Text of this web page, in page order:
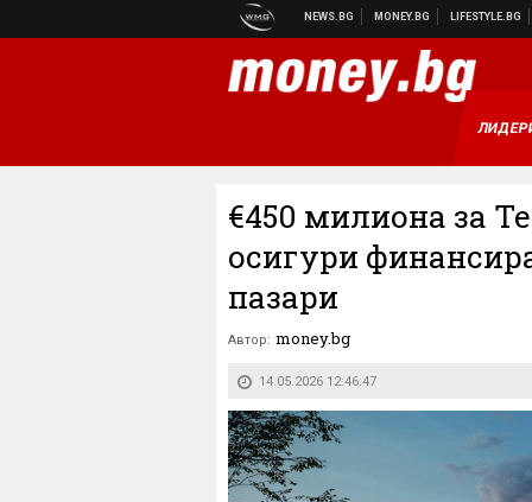
€450 милиона за
осигури
пазари
Автор: money.bg
14.05.2026 12:46:47